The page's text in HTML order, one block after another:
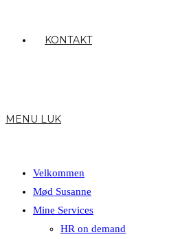
KONTAKT
MENU LUK
Velkommen
Mød Susanne
Mine Services
HR on demand